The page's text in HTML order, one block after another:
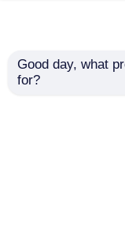
Good day, what
for?